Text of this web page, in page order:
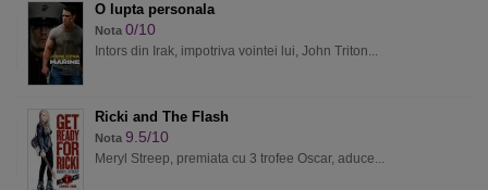
O lupta personala
Nota 0/10
Intors din Irak, impotriva vointei lui, John Triton...
Ricki and The Flash
Nota 9.5/10
Meryl Streep, premiata cu 3 trofee Oscar, aduce...